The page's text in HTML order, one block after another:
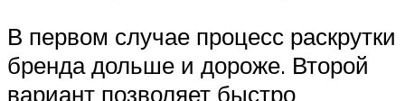
В первом случае процесс раскрутки
бренда дольше и дороже. Второй
вариант позволяет быстро